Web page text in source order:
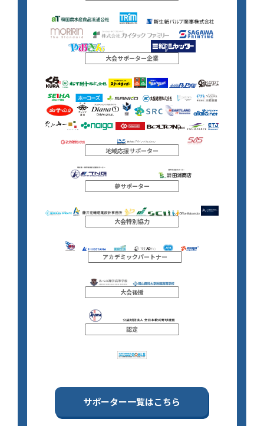
大会サポーター企業
地域応援サポーター
夢サポーター
大会特別協力
アカデミックパートナー
大会後援
認定
サポーター一覧はこちら